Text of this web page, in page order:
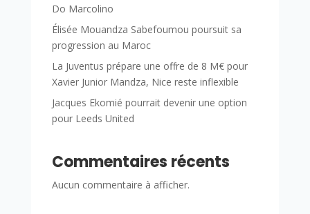
Do Marcolino
Élisée Mouandza Sabefoumou poursuit sa
progression au Maroc
La Juventus prépare une offre de 8 M€ pour
Xavier Junior Mandza, Nice reste inflexible
Jacques Ekomié pourrait devenir une option
pour Leeds United
Commentaires récents
Aucun commentaire à afficher.